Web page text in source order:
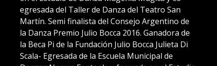
egresada del Taller de Danza del Teatro San
Martín. Semi finalista del Consejo Argentino de
la Danza Premio Julio Bocca 2016. Ganadora de
la Beca Pi de la Fundación Julio Bocca Julieta Di
Scala- Egresada de la Escuela Municipal de